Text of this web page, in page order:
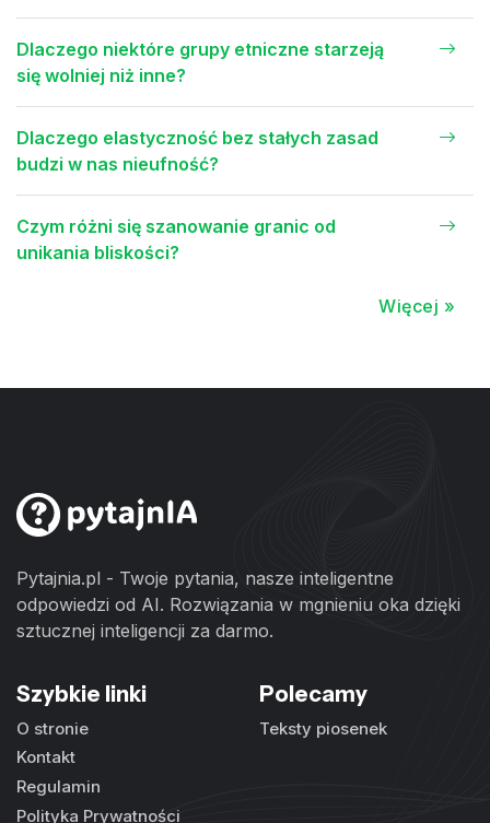
Dlaczego niektóre grupy etniczne starzeją
się wolniej niż inne?
Dlaczego elastyczność bez stałych zasad
budzi w nas nieufność?
Czym różni się szanowanie granic od
unikania bliskości?
Więcej »
Pytajnia.pl - Twoje pytania, nasze inteligentne
odpowiedzi od AI. Rozwiązania w mgnieniu oka dzięki
sztucznej inteligencji za darmo.
Szybkie linki
O stronie
Kontakt
Regulamin
Polityka Prywatności
Polecamy
Teksty piosenek